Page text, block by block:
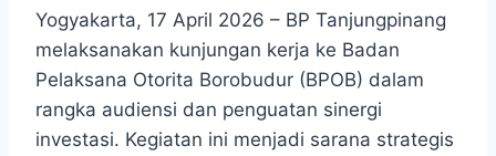
Yogyakarta, 17 April 2026 – BP Tanjungpinang
melaksanakan kunjungan kerja ke Badan
Pelaksana Otorita Borobudur (BPOB) dalam
rangka audiensi dan penguatan sinergi
investasi. Kegiatan ini menjadi sarana strategis